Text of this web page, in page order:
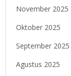
November 2025
Oktober 2025
September 2025
Agustus 2025